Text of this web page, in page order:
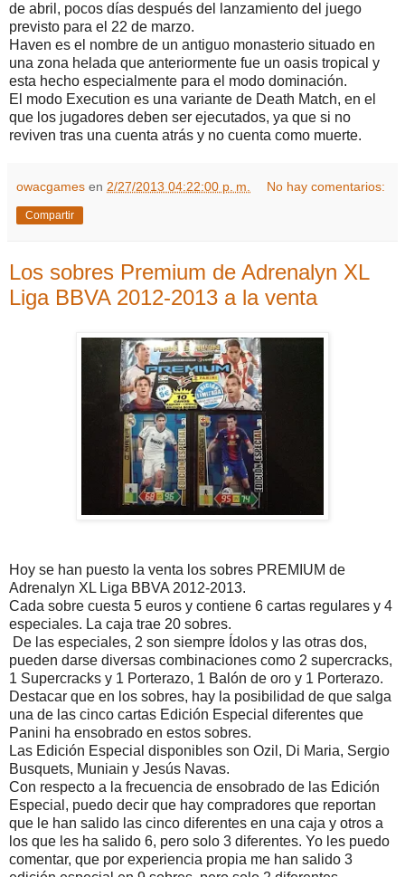
de abril, pocos días después del lanzamiento del juego
previsto para el 22 de marzo.
Haven es el nombre de un antiguo monasterio situado en
una zona helada que anteriormente fue un oasis tropical y
esta hecho especialmente para el modo dominación.
El modo Execution es una variante de Death Match, en el
que los jugadores deben ser ejecutados, ya que si no
reviven tras una cuenta atrás y no cuenta como muerte.
owacgames en 2/27/2013 04:22:00 p. m. No hay comentarios:
Compartir
Los sobres Premium de Adrenalyn XL
Liga BBVA 2012-2013 a la venta
Hoy se han puesto la venta los sobres PREMIUM de
Adrenalyn XL Liga BBVA 2012-2013.
Cada sobre cuesta 5 euros y contiene 6 cartas regulares y 4
especiales. La caja trae 20 sobres.
De las especiales, 2 son siempre Ídolos y las otras dos,
pueden darse diversas combinaciones como 2 supercracks,
1 Supercracks y 1 Porterazo, 1 Balón de oro y 1 Porterazo.
Destacar que en los sobres, hay la posibilidad de que salga
una de las cinco cartas Edición Especial diferentes que
Panini ha ensobrado en estos sobres.
Las Edición Especial disponibles son Ozil, Di Maria, Sergio
Busquets, Muniain y Jesús Navas.
Con respecto a la frecuencia de ensobrado de las Edición
Especial, puedo decir que hay compradores que reportan
que le han salido las cinco diferentes en una caja y otros a
los que les ha salido 6, pero solo 3 diferentes. Yo les puedo
comentar, que por experiencia propia me han salido 3